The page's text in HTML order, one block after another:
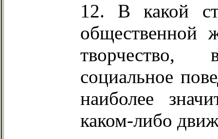
12. В какой
общественной
творчество,
социальное
наиболее
каком-либо